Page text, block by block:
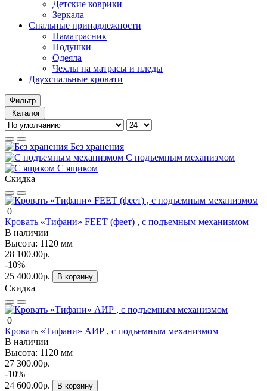
Детские коврики
Зеркала
Спальные принадлежности
Наматрасник
Подушки
Одеяла
Чехлы на матрасы и пледы
Двухспальные кровати
Фильтр
Каталог
Без хранения
С подъемным механизмом
С ящиком
Скидка
0
Кровать «Тифани» FEET (феет) , с подъемным механизмом
В наличии
Высота: 1120 мм
28 100.00р.
-10%
25 400.00р.
В корзину
Скидка
0
Кровать «Тифани» АИР , с подъемным механизмом
В наличии
Высота: 1120 мм
27 300.00р.
-10%
24 600.00р.
В корзину